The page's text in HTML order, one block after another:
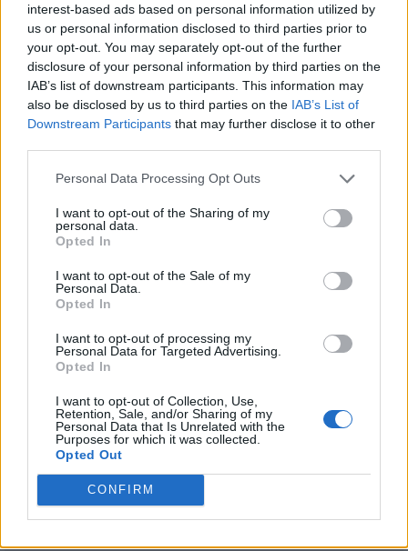
interest-based ads based on personal information utilized by
us or personal information disclosed to third parties prior to
your opt-out. You may separately opt-out of the further
disclosure of your personal information by third parties on the
IAB’s list of downstream participants. This information may
also be disclosed by us to third parties on the IAB’s List of
Downstream Participants that may further disclose it to other
Personal Data Processing Opt Outs
I want to opt-out of the Sharing of my
personal data.
Opted In
I want to opt-out of the Sale of my
Personal Data.
Opted In
I want to opt-out of processing my
Personal Data for Targeted Advertising.
Opted In
I want to opt-out of Collection, Use,
Retention, Sale, and/or Sharing of my
Personal Data that Is Unrelated with the
Purposes for which it was collected.
Opted Out
CONFIRM
Inter Milan SS Lazio
2022 SS Lazio 3-1 Inter Milan
Prossime partite SS Lazio
Bologna
SS Lazio
Udinese
SS Lazio 13/09 AC Milan
Venezia 19/09 SS Lazio
SS Lazio AC Monza